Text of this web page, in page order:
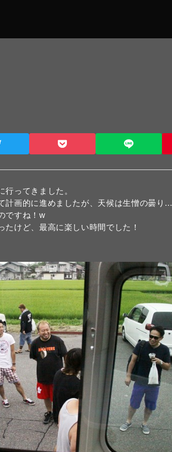
行ってきました。
計画的に進めましたが、天候は生憎の曇り…
ですね！w
たけど、最高に楽しい時間でした！